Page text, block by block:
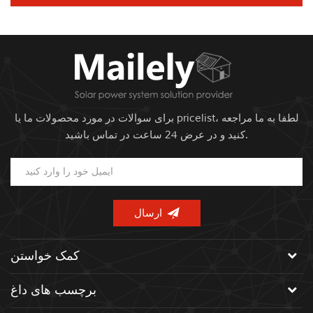
برای سوالات در مورد محصولات ما یا pricelist، لطفا به ما مراجعه
کنید و در عرض 24 ساعت در تماس باشید.
کمک خواستن
برچسب های داغ